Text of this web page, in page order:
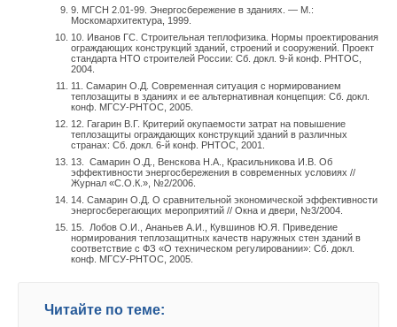
9. МГСН 2.01-99. Энергосбережение в зданиях. — М.:
Москомархитектура, 1999.
10. Иванов ГС. Строительная теплофизика. Нормы проектирования
ограждающих конструкций зданий, строений и сооружений. Проект
стандарта НТО строителей России: Сб. докл. 9-й конф. РНТОС,
2004.
11. Самарин О.Д. Современная ситуация с нормированием
теплозащиты в зданиях и ее альтернативная концепция: Сб. докл.
конф. МГСУ-РНТОС, 2005.
12. Гагарин В.Г. Критерий окупаемости затрат на повышение
теплозащиты ограждающих конструкций зданий в различных
странах: Сб. докл. 6-й конф. РНТОС, 2001.
13. Самарин О.Д., Венскова Н.А., Красильникова И.В. Об
эффективности энергосбережения в современных условиях //
Журнал «С.О.К.», №2/2006.
14. Самарин О.Д. О сравнительной экономической эффективности
энергосберегающих мероприятий // Окна и двери, №3/2004.
15. Лобов О.И., Ананьев А.И., Кувшинов Ю.Я. Приведение
нормирования теплозащитных качеств наружных стен зданий в
соответствие с ФЗ «О техническом регулировании»: Сб. докл.
конф. МГСУ-РНТОС, 2005.
Читайте по теме:
Это устройство позволяет осуществлять защиту и контроль
электродвигателя по таким важным параметрам, как
повышенное и пониженное напряжение, перегрузка и
недогрузка по току, сопротивление изоляции, температура
двигателя, чередование фаз, пропадание фазы, cosϕ,
энергопотребление, гармонические искажения, число пусков
и наработка моточасов. Но необходимо учесть, что MP 204
не может применяться вместе с частотным
преобразователем.
Исходя из приведенных данных, очевидно, что выбор
системы пуска, в конечном итоге, обусловлен конкретными
работы. При этом, в общем случае, для достаточно мощных